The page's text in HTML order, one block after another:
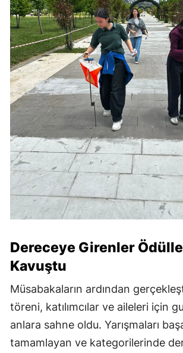
Dereceye Girenler
Kavuştu
Müsabakaların ardından
töreni, katılımcılar ve aileleri için
anlara sahne oldu. Yarışmaları
tamamlayan ve kategorilerinde